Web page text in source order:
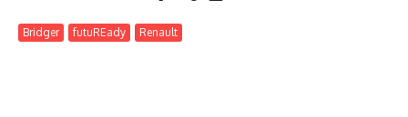
Bridger futuREady Renault